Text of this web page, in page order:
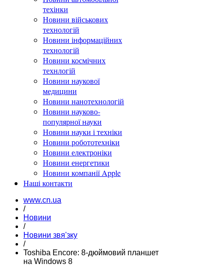
техінки
Новини військових
технологій
Новини інформаційних
технологій
Новини космічних
технлогій
Новини наукової
медицини
Новини нанотехнологій
Новини науково-
популярної науки
Новини науки і техніки
Новини робототехніки
Новини електроніки
Новини енергетики
Новини компанії Apple
Наші контакти
www.cn.ua
/
Новини
/
Новини звя'зку
/
Toshiba Encore: 8-дюймовий планшет
на Windows 8